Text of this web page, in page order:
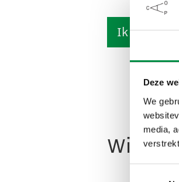
Deze
We
media,
Ik heb
Wil je